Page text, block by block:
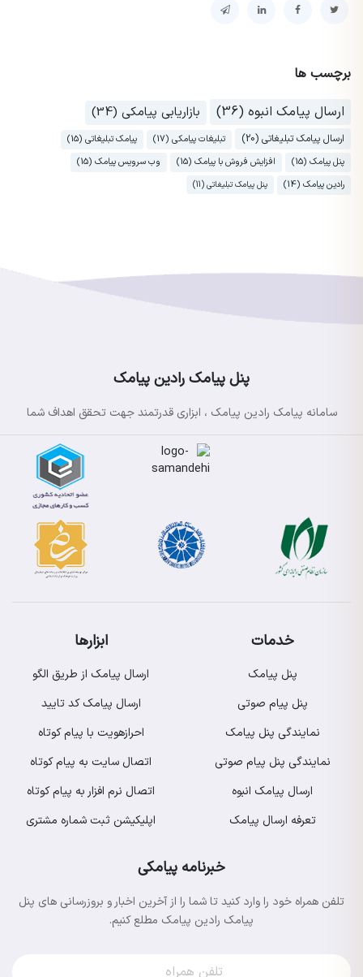
برچسب ها
ارسال پیامک انبوه (36)
بازاریابی پیامکی (34)
ارسال پیامک تبلیغاتی (20) تبلیغات پیامکی (17)
پیامک تبلیغاتی (15)
پنل پیامک (15)
افزایش فروش با پیامک (15)
وب سرویس پیامک (15)
رادین پیامک (14)
پنل پیامک تبلیغاتی (11)
پنل پیامک رادین پیامک
سامانه پیامک رادین پیامک ، ابزاری قدرتمند جهت تحقق اهداف شما
خدمات
پنل پیامک
پنل پیام صوتی
نمایندگی پنل پیامک
نمایندگی پنل پیام صوتی
ارسال پیامک انبوه
تعرفه ارسال پیامک
ابزارها
ارسال پیامک از طریق الگو
ارسال پیامک کد تایید
احرازهویت با پیام کوتاه
اتصال سایت به پیام کوتاه
اتصال نرم افزار به پیام کوتاه
اپلیکیشن ثبت شماره مشتری
خبرنامه پیامکی
تلفن همراه خود را وارد کنید تا شما را از آخرین اخبار و بروزرسانی های پنل
پیامک رادین پیامک مطلع کنیم.